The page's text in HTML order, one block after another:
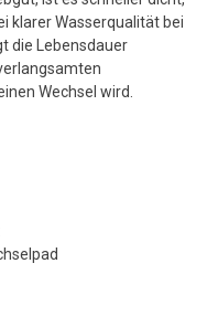
klarer Wasserqualität bei
die Lebensdauer
Wechsel wird.